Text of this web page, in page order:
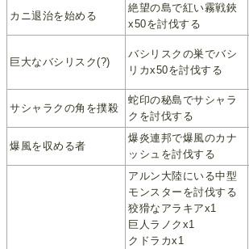
カニ退治を始める
絶望の島で紅い霧戦鋏
x50を討伐する
巨大なバシリスク(?)
バシリスクの巣でバシ
リカx50を討伐する
サシャラクの角を撲殺
蛇印の秘島でサシャラ
クを討伐する
爆風を収める者
爆炎連邦で爆風のカナ
ッシュを討伐する
アルン大陸にいる中型
モンスターを討伐する
狡猾なアラキアx1
巨人ラノクx1
クドラカx1